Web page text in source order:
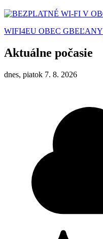
WIFI4EU OBEC GBEĽANY
Aktuálne počasie
dnes, piatok 7. 8. 2026